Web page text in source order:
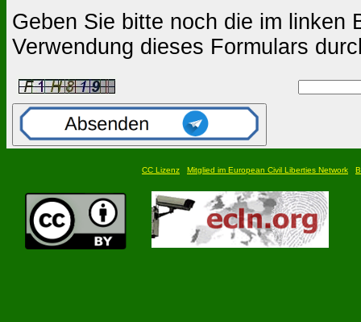
Geben Sie bitte noch die im linken
Verwendung dieses Formulars
CC Lizenz Mitglied im European Civil Liberties Network